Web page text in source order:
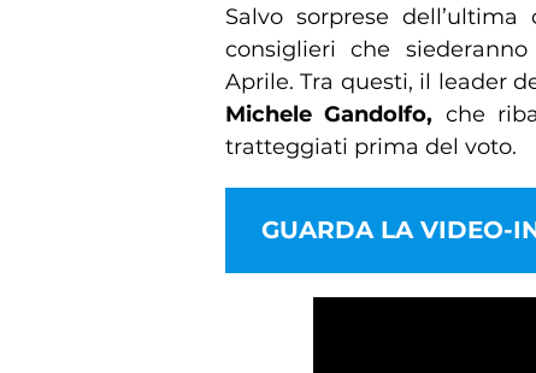
Salvo sorprese
consiglieri che
Aprile. Tra questi, il leader
Michele Gandolfo, che
tratteggiati prima del voto.
GUARDA LA VIDEO-